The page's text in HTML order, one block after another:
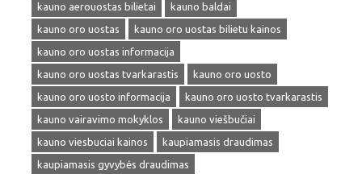
kauno aerouostas bilietai
kauno baldai
kauno oro uostas
kauno oro uostas bilietu kainos
kauno oro uostas informacija
kauno oro uostas tvarkarastis
kauno oro uosto
kauno oro uosto informacija
kauno oro uosto tvarkarastis
kauno vairavimo mokyklos
kauno viešbučiai
kauno viesbuciai kainos
kaupiamasis draudimas
kaupiamasis gyvybės draudimas